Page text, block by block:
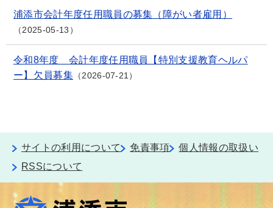
浦添市会計年度任用職員の募集（障がい者雇用）
2025-05-13
令和8年度 会計年度任用職員【特別支援教育ヘルパ
ー】欠員募集
2026-07-21
サイトの利用について 免責事項
個人情報の取扱い
RSSについて